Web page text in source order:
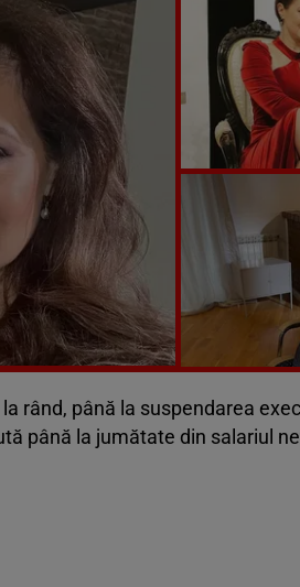
Vezi galeria
8 poze
rând, până la suspendarea
până la jumătate din salariul